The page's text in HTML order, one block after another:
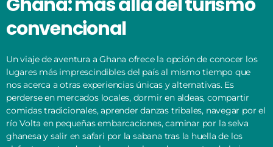
convencional
Un viaje de aventura a Ghana ofrece la opción de conocer los
lugares más imprescindibles del país al mismo tiempo que
nos acerca a otras experiencias únicas y alternativas. Es
perderse en mercados locales, dormir en aldeas, compartir
comidas tradicionales, aprender danzas tribales, navegar por el
río Volta en pequeñas embarcaciones, caminar por la selva
ghanesa y salir en safari por la sabana tras la huella de los